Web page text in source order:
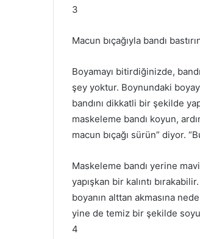
3
Macun bıçağıyla bandı
Boyamayı bitirdiğinizde,
şey yoktur. Boynundaki
bandını dikkatli bir şekilde
maskeleme bandı koyun,
macun bıçağı sürün” diyor.
Maskeleme bandı yerine mavi
yapışkan bir kalıntı bırakabilir.
boyanın alttan akmasına
yine de temiz bir şekilde
4